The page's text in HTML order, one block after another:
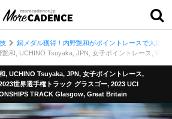
銅メダル獲得！内野艶和がポイントレースで大逆転
艶和, UCHINO Tsuyaka, JPN, 女子ポイントレース,
, UCHINO Tsuyaka, JPN, 女子ポイントレース,
世界選手権トラック グラスゴー, 2023 UCI
TRACK Glasgow, Great Britain